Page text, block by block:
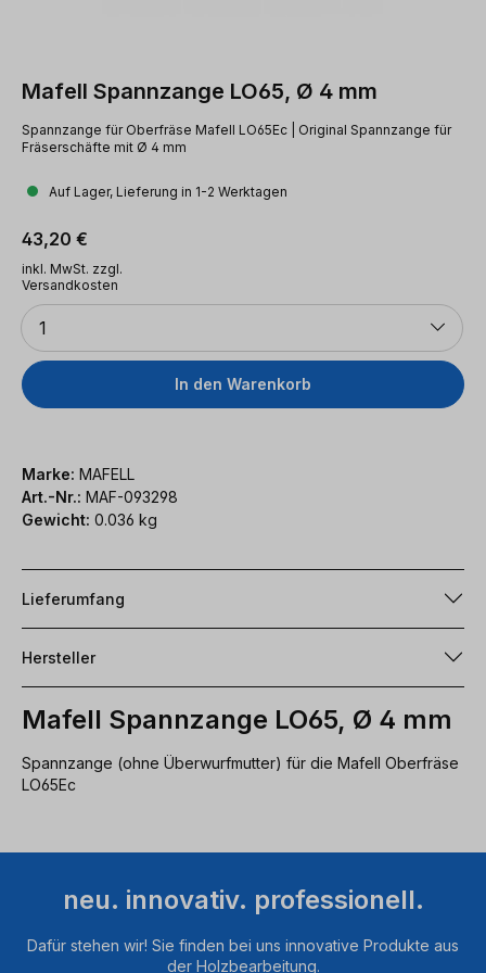
Mafell Spannzange LO65, Ø 4 mm
Spannzange für Oberfräse Mafell LO65Ec | Original Spannzange für
Fräserschäfte mit Ø 4 mm
Auf Lager, Lieferung in 1-2 Werktagen
Regulärer Preis:
43,20 €
inkl. MwSt. zzgl.
Versandkosten
Anzahl
1
In den Warenkorb
Marke: MAFELL
Art.-Nr.: MAF-093298
Gewicht: 0.036 kg
Lieferumfang
Hersteller
Mafell Spannzange LO65, Ø 4 mm
Spannzange (ohne Überwurfmutter) für die Mafell Oberfräse
LO65Ec
neu. innovativ. professionell.
Dafür stehen wir! Sie finden bei uns innovative Produkte aus
der Holzbearbeitung.